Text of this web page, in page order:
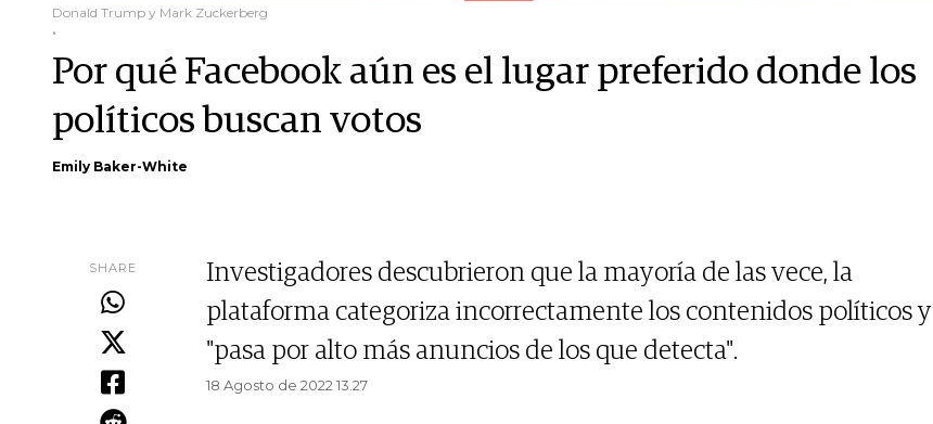
Donald Trump y Mark Zuckerberg
.
Por qué Facebook aún es el lugar preferido donde los
políticos buscan votos
Emily Baker-White
SHARE
Investigadores descubrieron que la mayoría de las vece, la
plataforma categoriza incorrectamente los contenidos políticos y
"pasa por alto más anuncios de los que detecta".
18 Agosto de 2022 13.27